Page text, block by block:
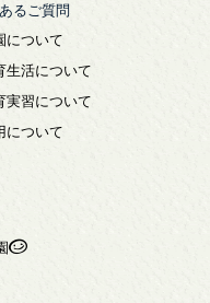
るご質問
について
生活について
実習について
について